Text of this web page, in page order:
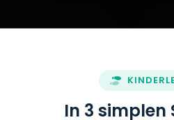
In 3 simplen